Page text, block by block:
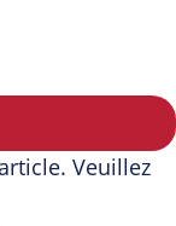
Veuillez